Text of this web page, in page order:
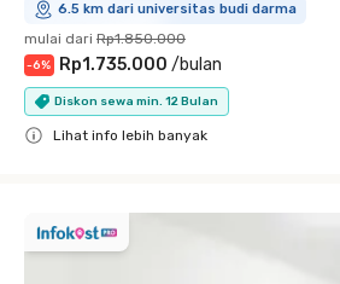
6.5 km dari universitas budi darma
mulai dari Rp1.850.000
-6% Rp1.735.000 /bulan
Diskon sewa min. 12 Bulan
Lihat info lebih banyak